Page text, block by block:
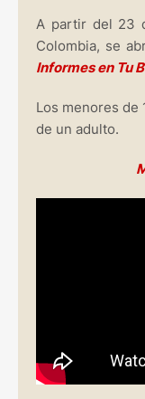
A partir del 23
Colombia, se
Informes en Tu
Los menores de
de un adulto.